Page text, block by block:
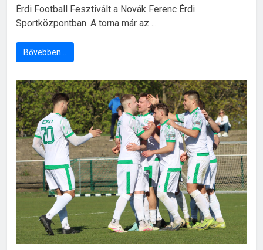
Érdi Football Fesztivált a Novák Ferenc Érdi
Sportközpontban. A torna már az ...
Bővebben…